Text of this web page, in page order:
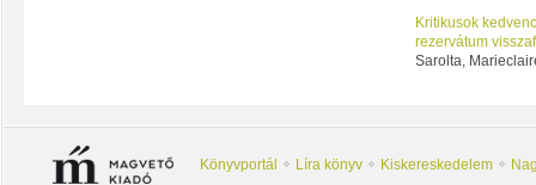
Kritikusok
rezervátum
Sarolta,
Könyvportál Líra könyv Kiskereskedelem